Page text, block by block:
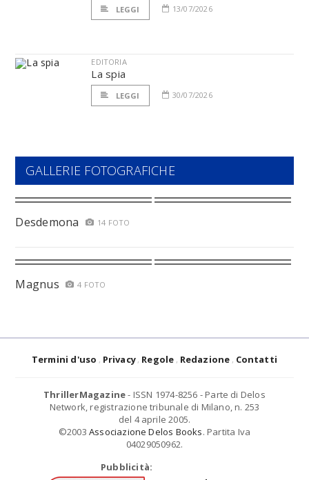
LEGGI 13/07/2026
EDITORIA
La spia
LEGGI 30/07/2026
GALLERIE FOTOGRAFICHE
Desdemona 14 FOTO
Magnus 4 FOTO
Termini d'uso Privacy Regole Redazione Contatti
ThrillerMagazine- ISSN 1974-8256 - Parte di Delos
Network, registrazione tribunale di Milano, n. 253
del 4 aprile 2005.
©2003 Associazione Delos Books. Partita Iva
04029050962.
Pubblicità: